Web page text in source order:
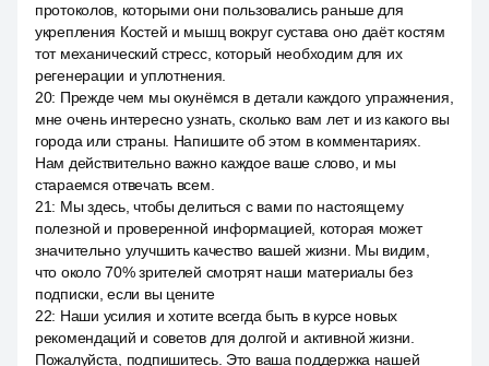
протоколов, которыми они пользовались раньше для
укрепления Костей и мышц вокруг сустава оно даёт костям
тот механический стресс, который необходим для их
регенерации и уплотнения.
20: Прежде чем мы окунёмся в детали каждого упражнения,
мне очень интересно узнать, сколько вам лет и из какого вы
города или страны. Напишите об этом в комментариях.
Нам действительно важно каждое ваше слово, и мы
стараемся отвечать всем.
21: Мы здесь, чтобы делиться с вами по настоящему
полезной и проверенной информацией, которая может
значительно улучшить качество вашей жизни. Мы видим,
что около 70% зрителей смотрят наши материалы без
подписки, если вы цените
22: Наши усилия и хотите всегда быть в курсе новых
рекомендаций и советов для долгой и активной жизни.
Пожалуйста, подпишитесь. Это ваша поддержка нашей